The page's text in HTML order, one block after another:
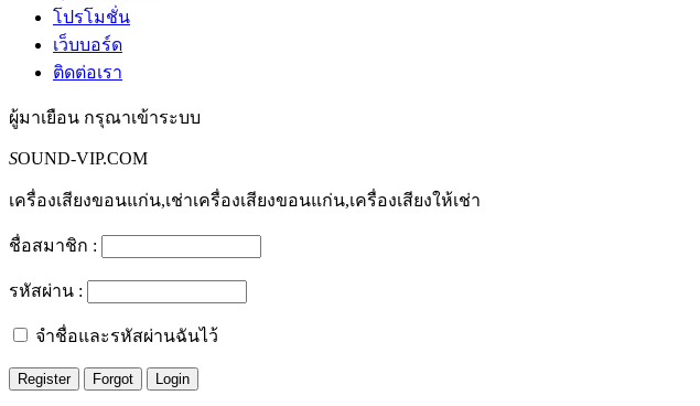
โปรโมชั่น
เว็บบอร์ด
ติดต่อเรา
ผู้มาเยือน กรุณาเข้าระบบ
SOUND-VIP.COM
เครื่องเสียงขอนแก่น,เช่าเครื่องเสียงขอนแก่น,เครื่องเสียงให้เช่า
ชื่อสมาชิก :
รหัสผ่าน :
จำชื่อและรหัสผ่านฉันไว้